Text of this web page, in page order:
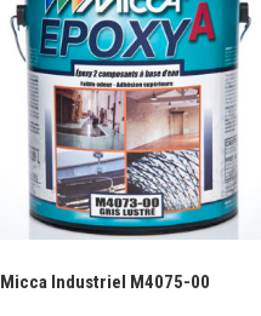
Micca Industriel M4075-00